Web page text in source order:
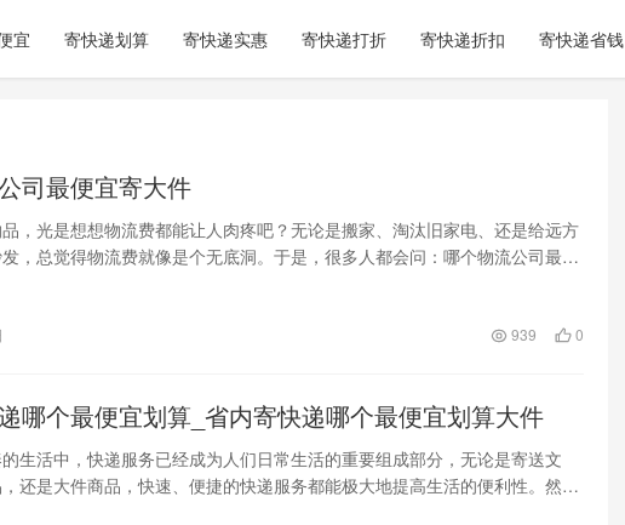
宜 寄快递划算 寄快递实惠 寄快递打折 寄快递折扣 寄快递省钱
司最便宜寄大件
，光是想想物流费都能让人肉疼吧？无论是搬家、淘汰旧家电、还是给远方
，总觉得物流费就像是个无底洞。于是，很多人都会问：哪个物流公司最便
939 0
哪个最便宜划算_省内寄快递哪个最便宜划算大件
生活中，快递服务已经成为人们日常生活的重要组成部分，无论是寄送文
还是大件商品，快速、便捷的快递服务都能极大地提高生活的便利性。然